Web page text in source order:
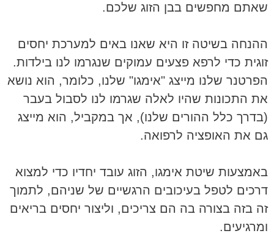
שאתם מחפשים בבן הזוג שלכם.
ההנחה בשיטה זו היא שאנו באים למערכת יחסים
זוגית כדי לרפא פצעים עמוקים שנגרמו לנו בילדות.
הפרטנר שלנו מייצג "אימגו" שלנו, כלומר, הוא נושא
את התכונות שהיו לאלה שגרמו לנו לסבול בעבר
(בדרך כלל ההורים שלנו), אך במקביל, הוא מייצג
גם את האופציה לרפואה.
באמצעות שיטת אימגו, הזוג עובד יחדיו כדי למצוא
דרכים לטפל בעיכובים הרגשיים של שניהם, לתמוך
זה בזה בצורה בה הם צריכים, וליצור יחסים בריאים
ומרגיעים.